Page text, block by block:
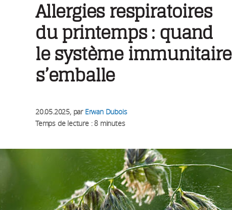
Allergies respiratoires
du printemps : quand
le système immunitaire
s’emballe
20.05.2025, par Erwan Dubois
Temps de lecture : 8 minutes